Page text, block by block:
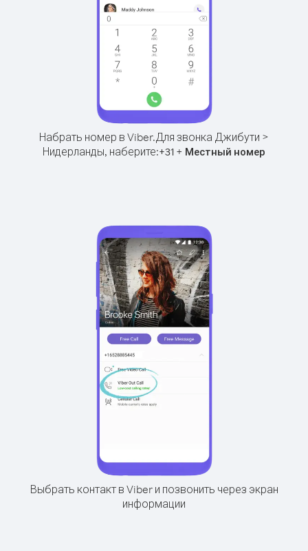
Набрать номер в Viber.Для звонка Джибути >
Нидерланды, наберите:+31 + Местный номер
Выбрать контакт в Viber и позвонить через экран
информации